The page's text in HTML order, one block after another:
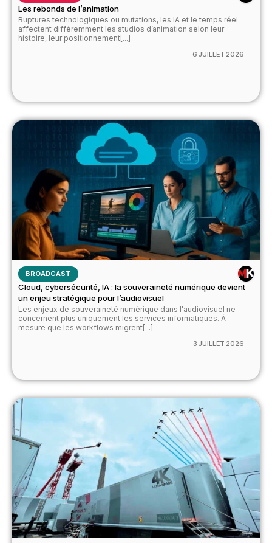
Les rebonds de l’animation
Ruptures technologiques ou mutations, les IA et le temps réel
affectent différemment les studios d’animation selon leur
histoire, leur positionnement[...]
6 JUILLET 2026
BROADCAST
Cloud, cybersécurité, IA : la souveraineté numérique devient
un enjeu stratégique pour l’audiovisuel
Les enjeux de souveraineté numérique dans l'audiovisuel ne
concernent plus uniquement les services informatiques. À
mesure que les workflows migrent[...]
3 JUILLET 2026